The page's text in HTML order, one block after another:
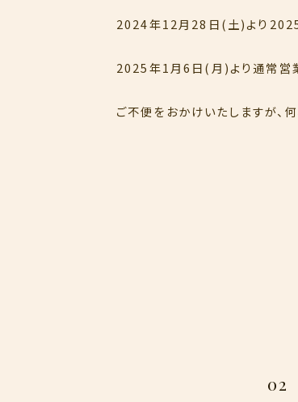
2024年12月28日(土)より2025
2025年1月6日(月)より通常営業
ご不便をおかけいたしますが、
02